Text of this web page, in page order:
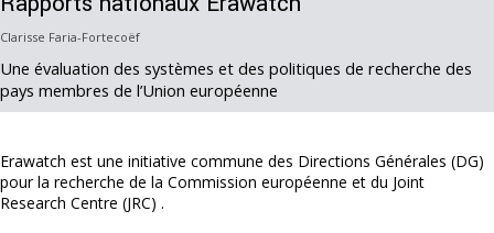
Clarisse Faria-Fortecoëf
Une évaluation des systèmes et des politiques de recherche des
pays membres de l’Union européenne
Erawatch est une initiative commune des Directions Générales (DG)
pour la recherche de la Commission européenne et du Joint
Research Centre (JRC) .